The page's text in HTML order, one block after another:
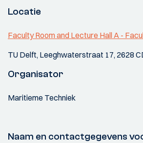
Locatie
Faculty Room and Lecture Hall A -
TU Delft, Leeghwaterstraat 17, 2628
Organisator
Maritieme Techniek
Naam en contactgegevens